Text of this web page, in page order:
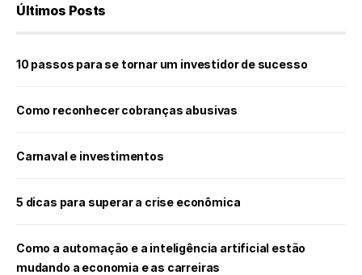
Últimos Posts
10 passos para se tornar um investidor de sucesso
Como reconhecer cobranças abusivas
Carnaval e investimentos
5 dicas para superar a crise econômica
Como a automação e a inteligência artificial estão
mudando a economia e as carreiras